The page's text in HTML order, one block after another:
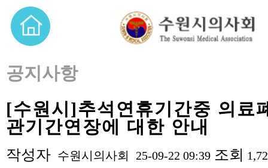
공지사항
[수원시]추석연휴기간중 의료
관기간연장에 대한 안내
작성자 수원시의사회 25-09-22 09:39 조회